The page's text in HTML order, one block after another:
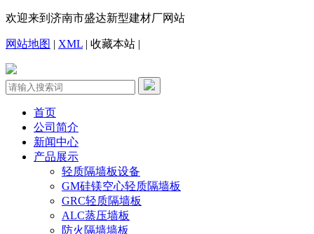
欢迎来到济南市盛达新型建材厂网站
网站地图 | XML | 收藏本站 |
首页
公司简介
新闻中心
产品展示
轻质隔墙板设备
GM硅镁空心轻质隔墙板
GRC轻质隔墙板
ALC蒸压墙板
防火隔墙墙板